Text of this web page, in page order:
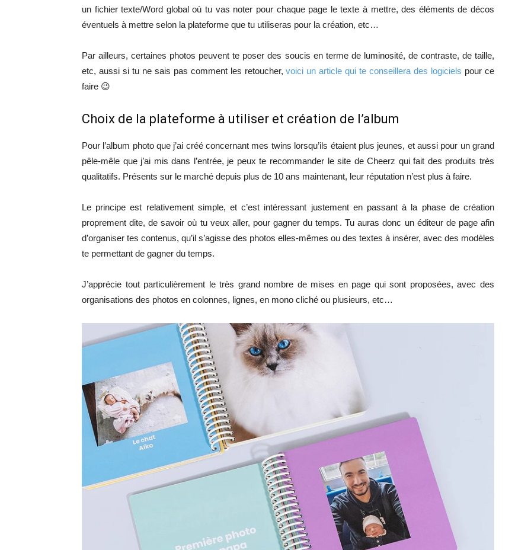
un fichier texte/Word global où tu vas noter pour chaque page le texte à mettre, des éléments de décos
éventuels à mettre selon la plateforme que tu utiliseras pour la création, etc…
Par ailleurs, certaines photos peuvent te poser des soucis en terme de luminosité, de contraste, de taille,
etc, aussi si tu ne sais pas comment les retoucher,voici un article qui te conseillera des logiciels pour ce
faire 😉
Choix de la plateforme à utiliser et création de l’album
Pour l’album photo que j’ai créé concernant mes twins lorsqu’ils étaient plus jeunes, et aussi pour un grand
pêle-mêle que j’ai mis dans l’entrée, je peux te recommander le site de Cheerz qui fait des produits très
qualitatifs. Présents sur le marché depuis plus de 10 ans maintenant, leur réputation n’est plus à faire.
Le principe est relativement simple, et c’est intéressant justement en passant à la phase de création
proprement dite, de savoir où tu veux aller, pour gagner du temps. Tu auras donc un éditeur de page afin
d’organiser tes contenus, qu’il s’agisse des photos elles-mêmes ou des textes à insérer, avec des modèles
te permettant de gagner du temps.
J’apprécie tout particulièrement le très grand nombre de mises en page qui sont proposées, avec des
organisations des photos en colonnes, lignes, en mono cliché ou plusieurs, etc…